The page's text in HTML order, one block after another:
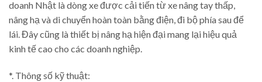
doanh Nhật là dòng xe được cải tiến từ xe nâng tay thấp,
nâng hạ và di chuyển hoàn toàn bằng điện, đi bộ phía sau để
lái. Đây cũng là thiết bị nâng hạ hiện đại mang lại hiệu quả
kinh tế cao cho các doanh nghiệp.
*. Thông số kỹ thuật: